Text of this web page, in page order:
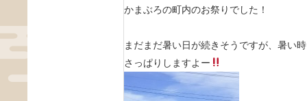
かまぶろの町内のお祭りでした！
まだまだ暑い日が続きそうですが、暑い
さっぱりしますよー